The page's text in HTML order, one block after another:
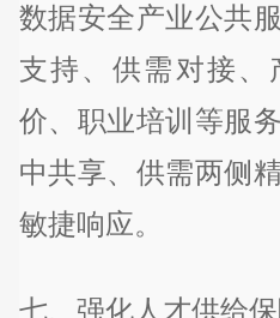
数据安全产业公共
支持、供需对接、
价、职业培训等服
中共享、供需两侧
敏捷响应。
七、强化人才供给